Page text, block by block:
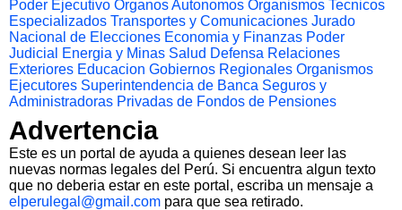
Poder Ejecutivo Organos Autonomos Organismos Tecnicos
Especializados Transportes y Comunicaciones Jurado
Nacional de Elecciones Economia y Finanzas Poder
Judicial
Energia y Minas Salud Defensa Relaciones
Exteriores Educacion Gobiernos Regionales Organismos
Ejecutores Superintendencia de Banca Seguros y
Administradoras Privadas de Fondos de Pensiones
Advertencia
Este es un portal de ayuda a quienes desean leer las
nuevas normas legales del Perú. Si encuentra algun texto
que no deberia estar en este portal, escriba un mensaje a
elperulegal@gmail.com para que sea retirado.